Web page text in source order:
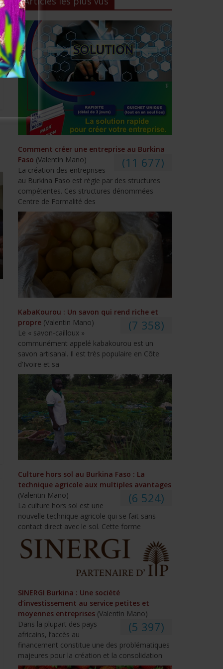
Comment créer une entreprise au Burkina
Faso (Valentin Mano) (11 677)
La création des entreprises
au Burkina Faso est régie par des structures
compétentes. Ces structures dénommées
Centre de Formalité des
KabaKourou : Un savon qui rend riche et
propre (Valentin Mano) (7 358)
Le « savon-cailloux »
communément appelé kabakourou est un
savon artisanal. Il est très populaire en Côte
d'Ivoire et sa
Culture hors sol au Burkina Faso : La
technique agricole aux multiples avantages
(Valentin Mano)
(6 524)
La culture hors sol est une
nouvelle technique agricole qui se fait sans
contact direct avec le sol. Cette forme
SINERGI Burkina : Une société
d’investissement au service petites et
moyennes entreprises (Valentin Mano)
(5 397)
Dans la plupart des pays
africains, l’accès au
financement constitue une des problématiques
majeures pour la création et la consolidation